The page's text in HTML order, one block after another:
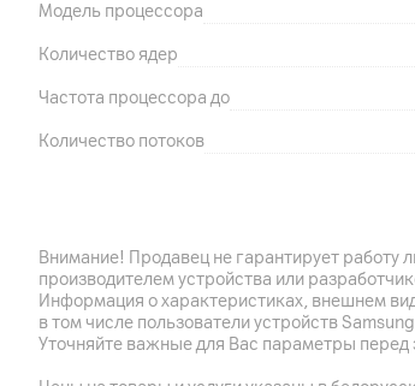
Модель процессора
Количество ядер
Частота процессора до
Количество потоков
Дискретная графика
Камера
Разрешение видео
Внимание! Продавец не гарантирует
производителем устройства или
Информация о характеристиках, внешнем
в том числе пользователи устройств
Уточняйте важные для Вас параметры перед